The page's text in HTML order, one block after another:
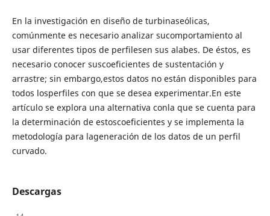
En la investigación en diseño de turbinaseólicas,
comúnmente es necesario analizar sucomportamiento al
usar diferentes tipos de perfilesen sus alabes. De éstos, es
necesario conocer suscoeficientes de sustentación y
arrastre; sin embargo,estos datos no están disponibles para
todos losperfiles con que se desea experimentar.En este
artículo se explora una alternativa conla que se cuenta para
la determinación de estoscoeficientes y se implementa la
metodología para lageneración de los datos de un perfil
curvado.
Descargas